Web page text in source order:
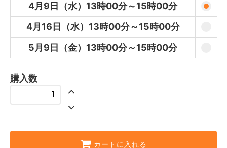
分
4月9日（水）13時00分～15時00分
4月16日（水）13時00分～15時00分
5月9日（金）13時00分～15時00分
購入数
カートに入れる